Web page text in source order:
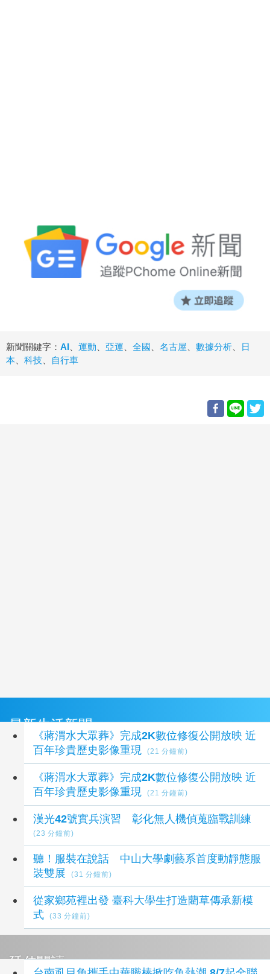
新聞關鍵字： AI 運動 亞運 全國 名古屋 數據分析
日
本
科技 自行車
最新生活新聞
《蔣渭水大眾葬》完成2K數位修復公開放映 近
百年珍貴歷史影像重現
(21 分鐘前)
《蔣渭水大眾葬》完成2K數位修復公開放映 近
百年珍貴歷史影像重現
(21 分鐘前)
漢光42號實兵演習 彰化無人機偵蒐臨戰訓練
(23 分鐘前)
聽！服裝在說話 中山大學劇藝系首度動靜態服
裝雙展
(31 分鐘前)
從家鄉苑裡出發 臺科大學生打造藺草傳承新模
式
(33 分鐘前)
延伸閱讀